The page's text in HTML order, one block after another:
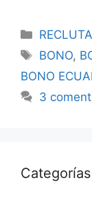
Etiquetas
BONO,
BONO
3
Categorías